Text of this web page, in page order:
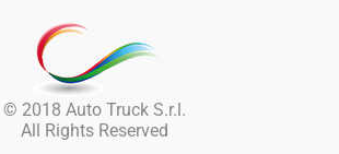
© 2018 Auto Truck S.r.l.
All Rights Reserved